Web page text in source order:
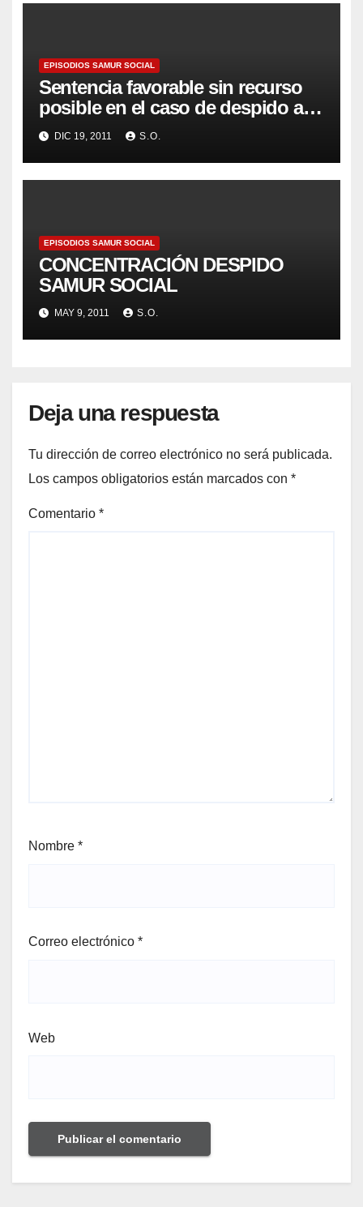
EPISODIOS SAMUR SOCIAL
Sentencia favorable sin recurso
posible en el caso de despido a
trabajadora en Grupo5.
DIC 19, 2011 S.O.
EPISODIOS SAMUR SOCIAL
CONCENTRACIÓN DESPIDO
SAMUR SOCIAL
MAY 9, 2011 S.O.
Deja una respuesta
Tu dirección de correo electrónico no será publicada.
Los campos obligatorios están marcados con *
Comentario *
Nombre *
Correo electrónico *
Web